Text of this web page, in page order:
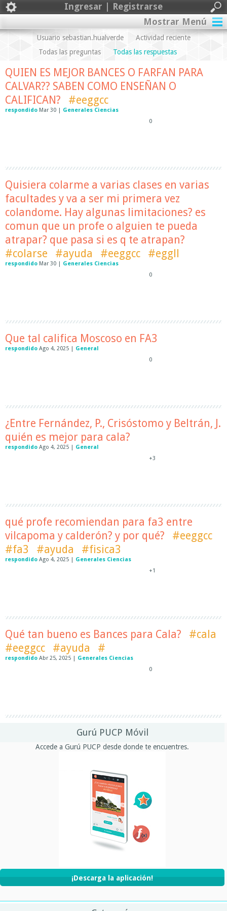
Ingresar | Registrarse
Mostrar Menú
Usuario sebastian.hualverde
Actividad reciente
Todas las preguntas
Todas las respuestas
QUIEN ES MEJOR BANCES O FARFAN PARA
CALVAR?? SABEN COMO ENSEÑAN O
CALIFICAN?
#eeggcc
respondido Mar 30 | Generales Ciencias
0
Quisiera colarme a varias clases en varias
facultades y va a ser mi primera vez
colandome. Hay algunas limitaciones? es
comun que un profe o alguien te pueda
atrapar? que pasa si es q te atrapan?
#colarse
#ayuda #eeggcc #eggll
respondido Mar 30 | Generales Ciencias
0
Que tal califica Moscoso en FA3
respondido Ago 4, 2025 | General
0
¿Entre Fernández, P., Crisóstomo y Beltrán, J.
quién es mejor para cala?
respondido Ago 4, 2025 | General
+3
qué profe recomiendan para fa3 entre
vilcapoma y calderón? y por qué?
#eeggcc
#fa3
#ayuda #fisica3
respondido Ago 4, 2025 | Generales Ciencias
+1
Qué tan bueno es Bances para Cala?
#cala
#eeggcc
#ayuda #
respondido Abr 25, 2025 | Generales Ciencias
0
Gurú PUCP Móvil
Accede a Gurú PUCP desde donde te encuentres.
¡Descarga la aplicación!